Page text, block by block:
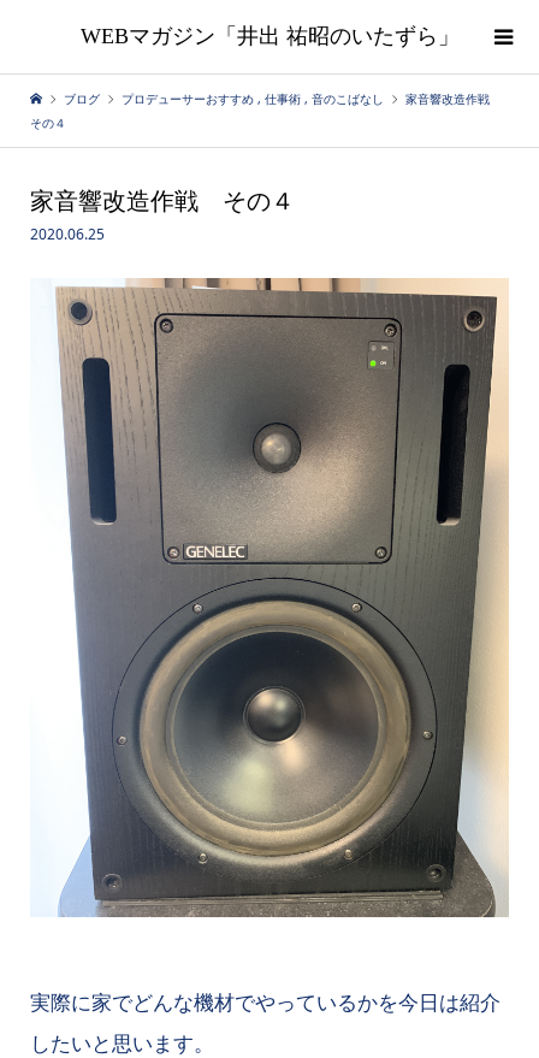
WEBマガジン「井出 祐昭のいたずら」
ブログ プロデューサーおすすめ , 仕事術 , 音のこばなし
家音響改造作戦
その４
家音響改造作戦 その４
2020.06.25
実際に家でどんな機材でやっているかを今日は紹介
したいと思います。